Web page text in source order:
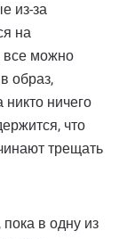
из-за
на
все можно
образ,
ничего
что
трещать
в одну из